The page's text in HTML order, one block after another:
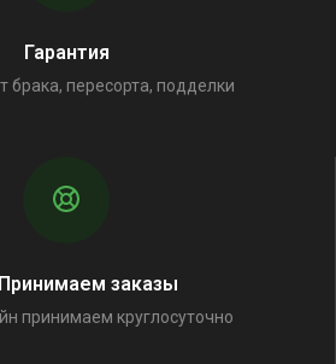
Гарантия
пересорта, подделки
заказы
принимаем круглосуточно